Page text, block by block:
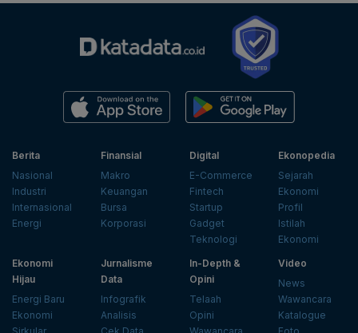
Berita
Nasional
Industri
Internasional
Energi
Finansial
Makro
Keuangan
Bursa
Korporasi
Digital
E-Commerce
Fintech
Startup
Gadget
Teknologi
Ekonopedia
Sejarah
Ekonomi
Profil
Istilah
Ekonomi
Ekonomi
Hijau
Energi Baru
Ekonomi
Jurnalisme
Data
Infografik
Analisis
In-Depth &
Opini
Telaah
Opini
Video
News
Wawancara
Katalogue